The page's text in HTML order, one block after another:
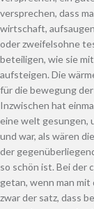
versprechen, dass
wirtschaft,
oder zweifelsohne
beteiligen, wie sie
aufsteigen. Die
für die bewegung
Inzwischen hat
eine welt gesungen,
und war, als wären
der
so schön ist. Bei der
getan, wenn man
zwar der satz, dass